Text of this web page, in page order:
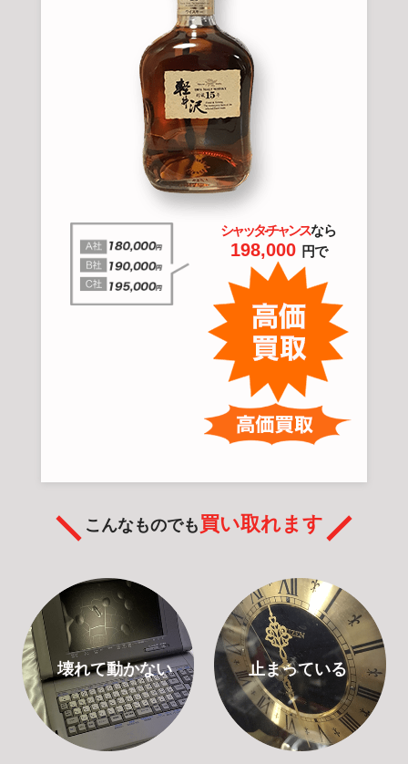
シャッタ-チャンスなら
198,000 円で
こんなものでも 買い取れます
壊れて動かない 止まっている